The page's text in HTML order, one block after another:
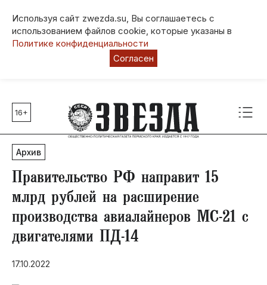
Используя сайт zwezda.su, Вы соглашаетесь с
использованием файлов cookie, которые указаны в
Политике конфиденциальности
Согласен
Главные темы
80 лет Победы
Молодежная столица РФ
СВО
Выборы в Пермском крае
Социальная поддержка
Инфраструктура
Благоустройство
16+
Архив
Правительство РФ направит 15
млрд рублей на расширение
производства авиалайнеров МС-21 с
двигателями ПД-14
17.10.2022